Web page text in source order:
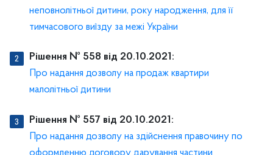
неповнолітньої дитини, року народження, для її
тимчасового виїзду за межі України
Рішення № 558 від 20.10.2021:
Про надання дозволу на продаж квартири
малолітньої дитини
Рішення № 557 від 20.10.2021:
Про надання дозволу на здійснення правочину по
оформленню договору дарування частини